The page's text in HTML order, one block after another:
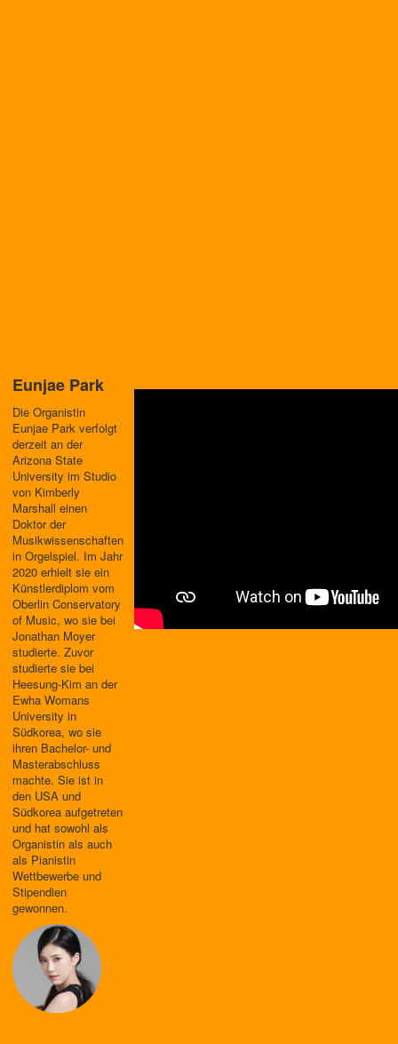
Eunjae Park
Die Organistin
Eunjae Park verfolgt
derzeit an der
Arizona State
University im Studio
von Kimberly
Marshall einen
Doktor der
Musikwissenschaften
in Orgelspiel. Im Jahr
2020 erhielt sie ein
Künstlerdiplom vom
Oberlin Conservatory
of Music, wo sie bei
Jonathan Moyer
studierte. Zuvor
studierte sie bei
Heesung-Kim an der
Ewha Womans
University in
Südkorea, wo sie
ihren Bachelor- und
Masterabschluss
machte. Sie ist in
den USA und
Südkorea aufgetreten
und hat sowohl als
Organistin als auch
als Pianistin
Wettbewerbe und
Stipendien
gewonnen.